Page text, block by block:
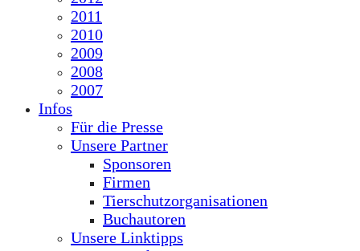
2011
2010
2009
2008
2007
Infos
Für die Presse
Unsere Partner
Sponsoren
Firmen
Tierschutzorganisationen
Buchautoren
Unsere Linktipps